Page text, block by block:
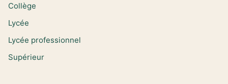
Collège
Lycée
Lycée professionnel
Supérieur